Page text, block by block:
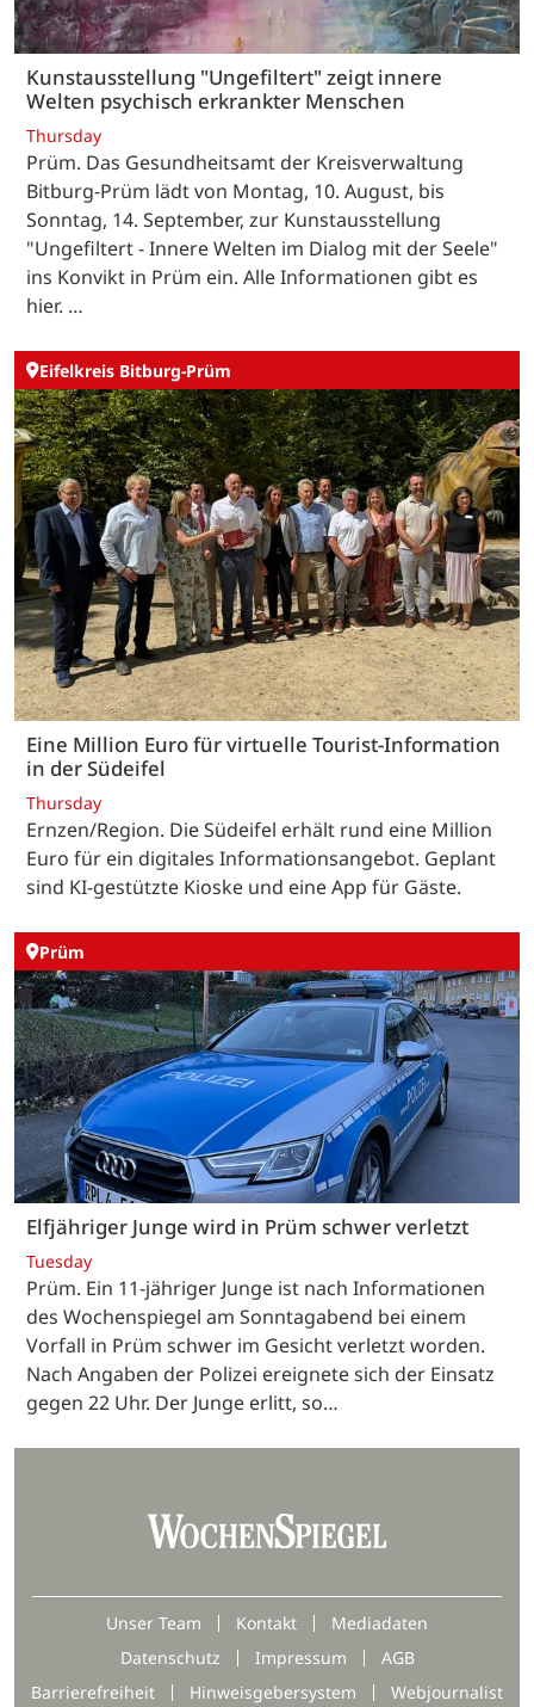
Kunstausstellung "Ungefiltert" zeigt innere
Welten psychisch erkrankter Menschen
Thursday
Prüm. Das Gesundheitsamt der Kreisverwaltung
Bitburg-Prüm lädt von Montag, 10. August, bis
Sonntag, 14. September, zur Kunstausstellung
"Ungefiltert - Innere Welten im Dialog mit der Seele"
ins Konvikt in Prüm ein. Alle Informationen gibt es
hier. …
Eifelkreis Bitburg-Prüm
Eine Million Euro für virtuelle Tourist-Information
in der Südeifel
Thursday
Ernzen/Region. Die Südeifel erhält rund eine Million
Euro für ein digitales Informationsangebot. Geplant
sind KI-gestützte Kioske und eine App für Gäste.
Prüm
Elfjähriger Junge wird in Prüm schwer verletzt
Tuesday
Prüm. Ein 11-jähriger Junge ist nach Informationen
des Wochenspiegel am Sonntagabend bei einem
Vorfall in Prüm schwer im Gesicht verletzt worden.
Nach Angaben der Polizei ereignete sich der Einsatz
gegen 22 Uhr. Der Junge erlitt, so…
Unser Team Kontakt
Mediadaten
Datenschutz
Impressum
AGB
Barrierefreiheit
Hinweisgebersystem Webjournalist